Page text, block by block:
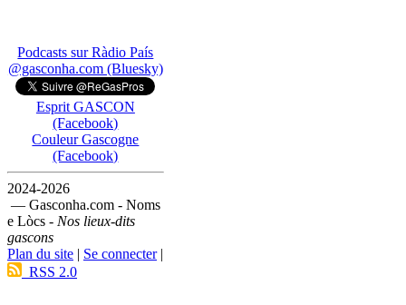
Podcasts sur Ràdio País
@gasconha.com (Bluesky)
Esprit GASCON
(Facebook)
Couleur Gascogne
(Facebook)
2024-2026
— Gasconha.com - Noms
e Lòcs - Nos lieux-dits
gascons
Plan du site | Se connecter|
RSS 2.0